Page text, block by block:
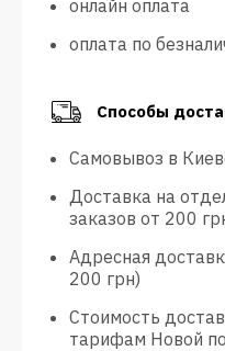
онлайн оплата
оплата по
Способы
Самовывоз в
Доставка на
заказов от 200
Адресная
200 грн)
Стоимость
тарифам Новой